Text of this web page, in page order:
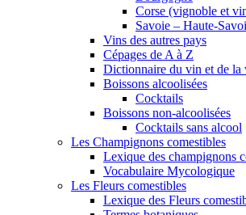
Corse (vignoble et
Savoie – Haute-
Vins des autres pays
Cépages de A à Z
Dictionnaire du vin et de la
Boissons alcoolisées
Cocktails
Boissons non-alcoolisées
Cocktails sans alcool
Les Champignons comestibles
Lexique des champignons
Vocabulaire Mycologique
Les Fleurs comestibles
Lexique des Fleurs